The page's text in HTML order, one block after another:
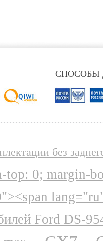
СПОСОБЫ
без
top: 0; margin-
Ford DS-